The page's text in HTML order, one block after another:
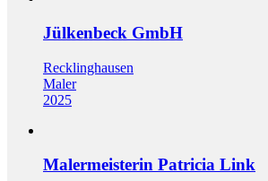
Jülkenbeck GmbH
Recklinghausen
Maler
2025
Malermeisterin Patricia Link